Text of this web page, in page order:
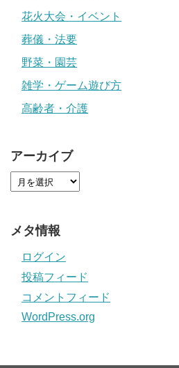
花火大会・イベント
葬儀・法要
野菜・園芸
雑学・ゲーム遊び方
高齢者・介護
アーカイブ
メタ情報
ログイン
投稿フィード
コメントフィード
WordPress.org